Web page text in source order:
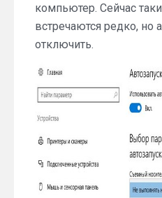
компьютер. Сейчас
встречаются редко, но
отключить.